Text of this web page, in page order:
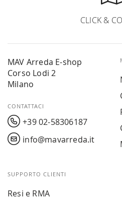
CLICK &
MAV Arreda E-shop
Corso Lodi 2
Milano
CONTATTACI
+39 02-58306187
info@mavarreda.it
SUPPORTO CLIENTI
Resi e RMA